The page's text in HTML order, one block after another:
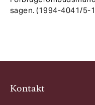
sagen. (1994-4041/5-
Kontakt